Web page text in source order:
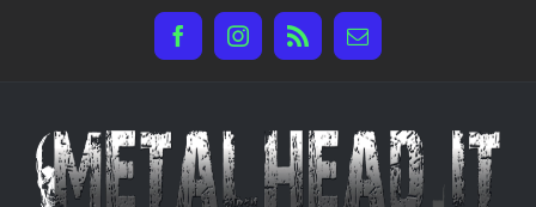
FacebookInstagram
Rss Email